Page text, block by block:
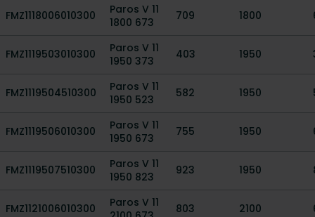
FMZ1118006010300
Paros V 11
1800 673
709 1800
FMZ1119503010300
Paros V 11
1950 373
403 1950
FMZ1119504510300
Paros V 11
1950 523
582 1950
FMZ1119506010300
Paros V 11
1950 673
755 1950
FMZ1119507510300
Paros V 11
1950 823
923 1950
FMZ1121006010300
Paros V 11
803 2100